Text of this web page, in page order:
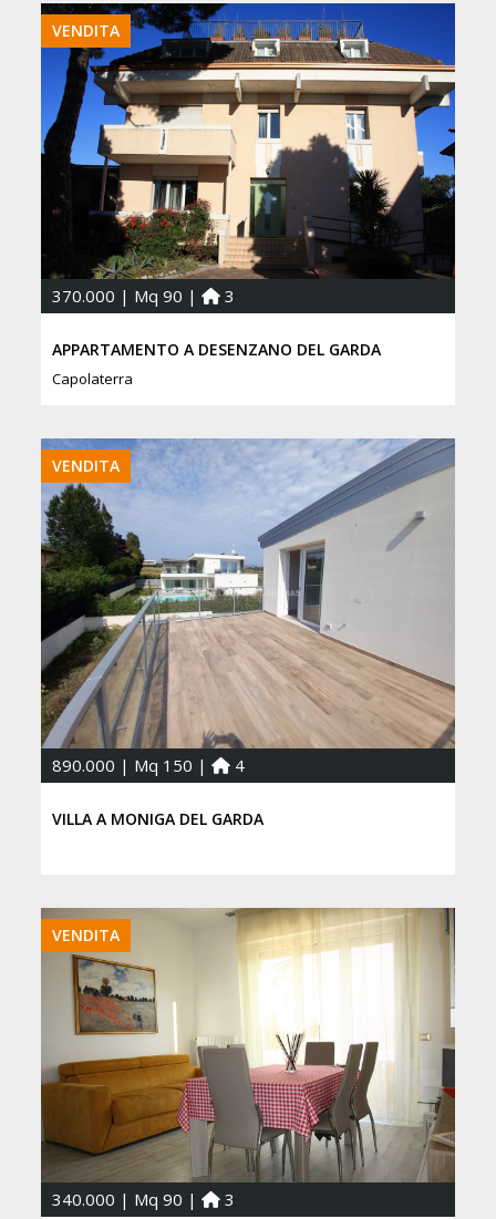
VENDITA
370.000 | Mq 90 | 3
APPARTAMENTO A DESENZANO DEL GARDA
Capolaterra
VENDITA
890.000 | Mq 150 | 4
VILLA A MONIGA DEL GARDA
VENDITA
340.000 | Mq 90 | 3